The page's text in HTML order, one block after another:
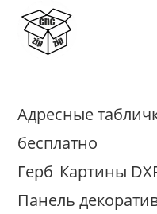
Перейти
содержимому
Адресные
бесплатно
Герб Картины
Панель